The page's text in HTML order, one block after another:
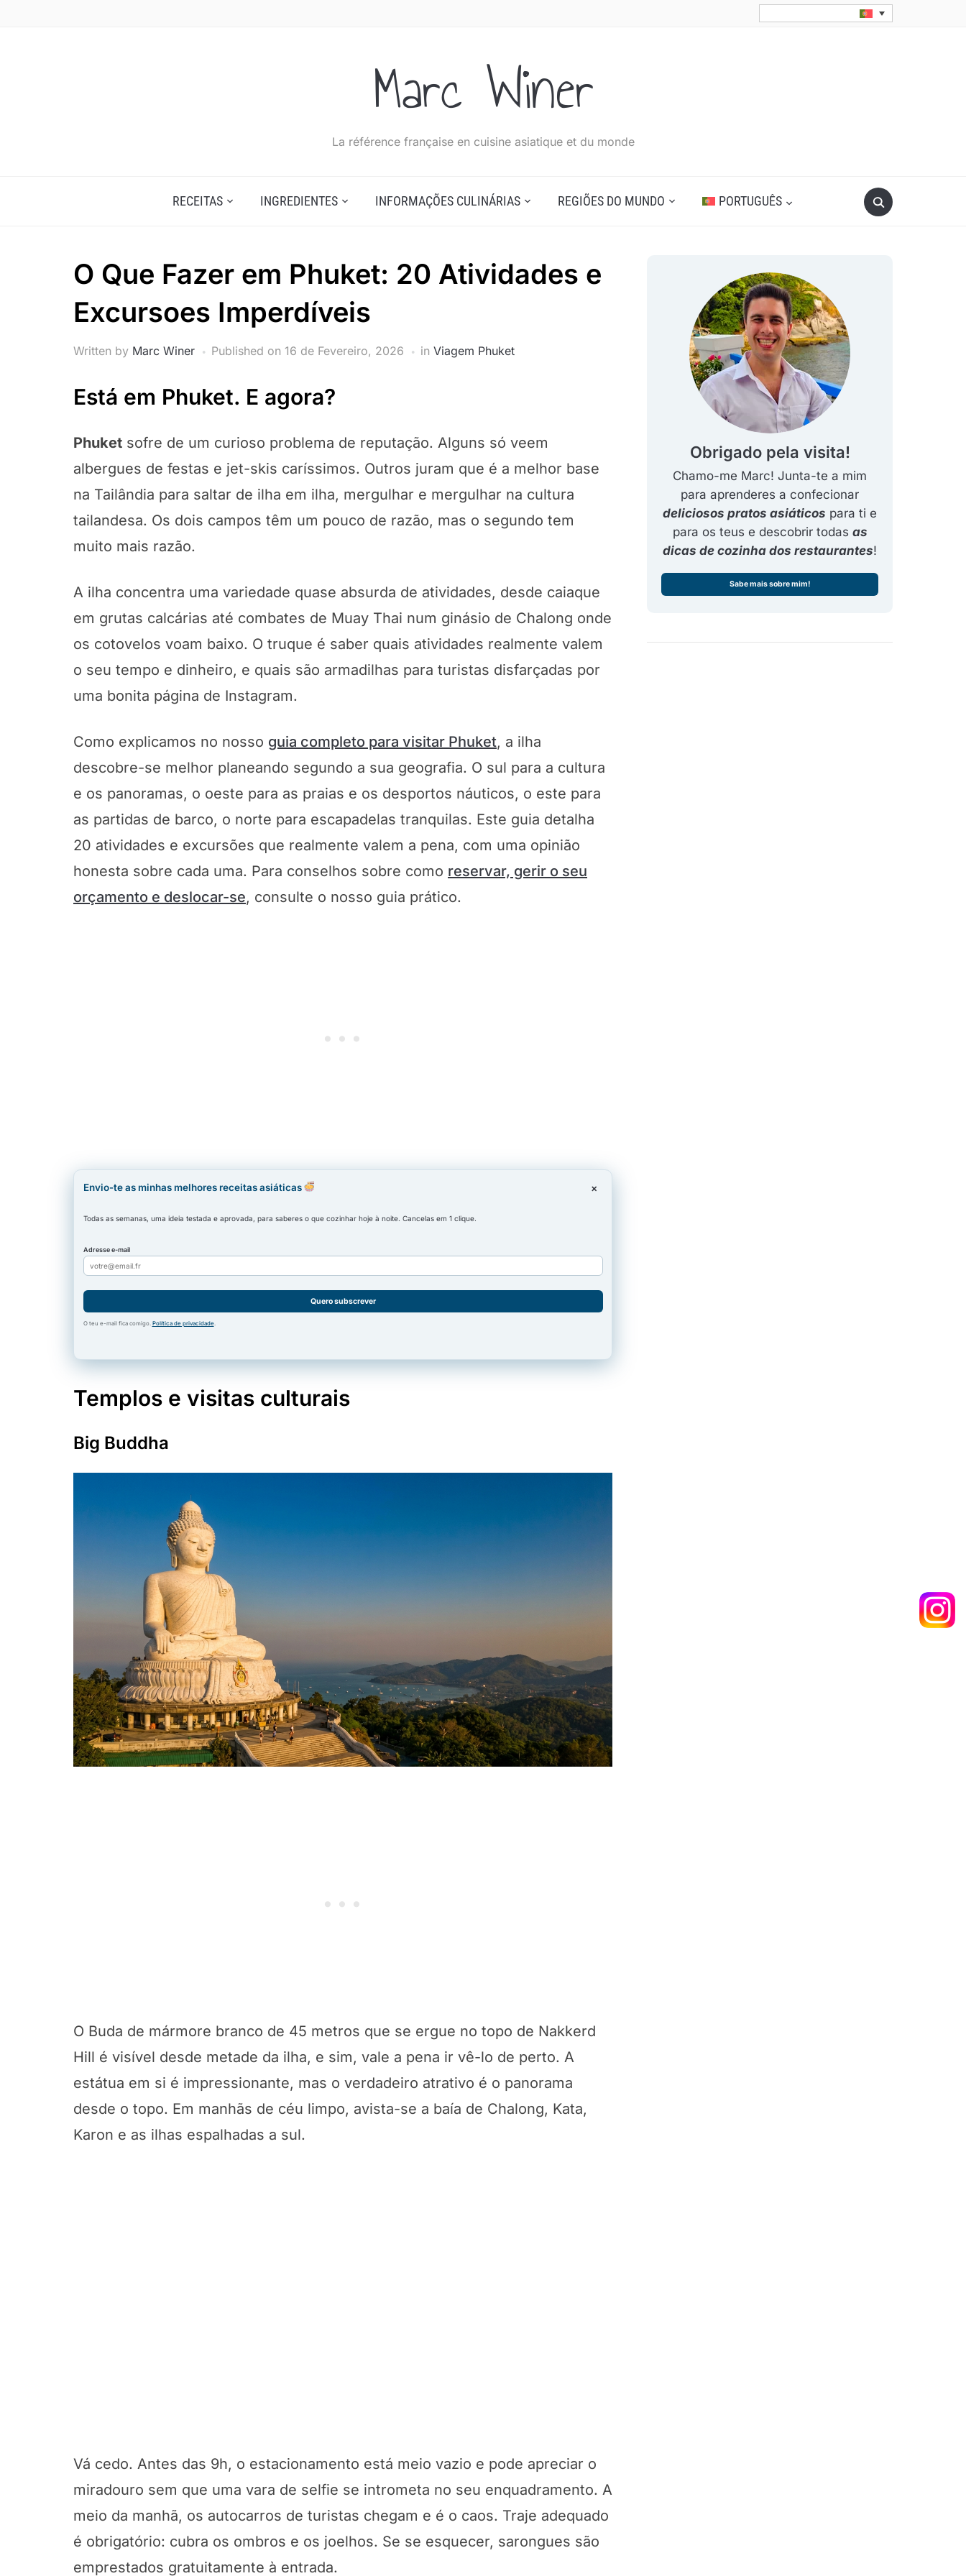
Marc Winer
La référence française en cuisine asiatique et du monde
Search
for:
RECEITAS INGREDIENTES INFORMAÇÕES CULINÁRIAS REGIÕES DO MUNDO PORTUGUÊS
O Que Fazer em Phuket: 20 Atividades e
Excursoes Imperdíveis
Written by Marc Winer Published on 16 de Fevereiro, 2026 in Viagem Phuket
Está em Phuket. E agora?
Phuket sofre de um curioso problema de reputação. Alguns só veem
albergues de festas e jet-skis caríssimos. Outros juram que é a melhor base
na Tailândia para saltar de ilha em ilha, mergulhar e mergulhar na cultura
tailandesa. Os dois campos têm um pouco de razão, mas o segundo tem
muito mais razão.
A ilha concentra uma variedade quase absurda de atividades, desde caiaque
em grutas calcárias até combates de Muay Thai num ginásio de Chalong onde
os cotovelos voam baixo. O truque é saber quais atividades realmente valem
o seu tempo e dinheiro, e quais são armadilhas para turistas disfarçadas por
uma bonita página de Instagram.
Como explicamos no nosso guia completo para visitar Phuket, a ilha
descobre-se melhor planeando segundo a sua geografia. O sul para a cultura
e os panoramas, o oeste para as praias e os desportos náuticos, o este para
as partidas de barco, o norte para escapadelas tranquilas. Este guia detalha
20 atividades e excursões que realmente valem a pena, com uma opinião
honesta sobre cada uma. Para conselhos sobre como reservar, gerir o seu
orçamento e deslocar-se, consulte o nosso guia prático.
Envio-te as minhas melhores receitas asiáticas
Todas as semanas, uma ideia testada e aprovada, para saberes o que cozinhar hoje à noite. Cancelas em 1 clique.
Adresse e-mail
Quero subscrever
O teu e-mail fica comigo. Política de privacidade.
×
Templos e visitas culturais
Big Buddha
O Buda de mármore branco de 45 metros que se ergue no topo de Nakkerd
Hill é visível desde metade da ilha, e sim, vale a pena ir vê-lo de perto. A
estátua em si é impressionante, mas o verdadeiro atrativo é o panorama
desde o topo. Em manhãs de céu limpo, avista-se a baía de Chalong, Kata,
Karon e as ilhas espalhadas a sul.
Vá cedo. Antes das 9h, o estacionamento está meio vazio e pode apreciar o
miradouro sem que uma vara de selfie se intrometa no seu enquadramento. A
meio da manhã, os autocarros de turistas chegam e é o caos. Traje adequado
é obrigatório: cubra os ombros e os joelhos. Se se esquecer, sarongues são
emprestados gratuitamente à entrada.
Obrigado pela visita!
Chamo-me Marc! Junta-te a mim
para aprenderes a confecionar
deliciosos pratos asiáticos para ti e
para os teus e descobrir todas as
dicas de cozinha dos restaurantes!
Sabe mais sobre mim!